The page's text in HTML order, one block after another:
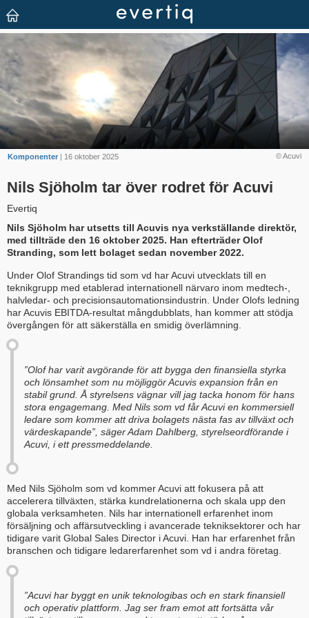
© Acuvi
Komponenter | 16 oktober 2025
Nils Sjöholm tar över rodret för Acuvi
Evertiq
Nils Sjöholm har utsetts till Acuvis nya verkställande direktör,
med tillträde den 16 oktober 2025. Han efterträder Olof
Stranding, som lett bolaget sedan november 2022.
Under Olof Strandings tid som vd har Acuvi utvecklats till en
teknikgrupp med etablerad internationell närvaro inom medtech-,
halvledar- och precisionsautomationsindustrin. Under Olofs ledning
har Acuvis EBITDA-resultat mångdubblats, han kommer att stödja
övergången för att säkerställa en smidig överlämning.
”Olof har varit avgörande för att bygga den finansiella styrka
och lönsamhet som nu möjliggör Acuvis expansion från en
stabil grund. Å styrelsens vägnar vill jag tacka honom för hans
stora engagemang. Med Nils som vd får Acuvi en kommersiell
ledare som kommer att driva bolagets nästa fas av tillväxt och
värdeskapande”, säger Adam Dahlberg, styrelseordförande i
Acuvi, i ett pressmeddelande.
Med Nils Sjöholm som vd kommer Acuvi att fokusera på att
accelerera tillväxten, stärka kundrelationerna och skala upp den
globala verksamheten. Nils har internationell erfarenhet inom
försäljning och affärsutveckling i avancerade tekniksektorer och har
tidigare varit Global Sales Director i Acuvi. Han har erfarenhet från
branschen och tidigare ledarerfarenhet som vd i andra företag.
”Acuvi har byggt en unik teknologibas och en stark finansiell
och operativ plattform. Jag ser fram emot att fortsätta vår